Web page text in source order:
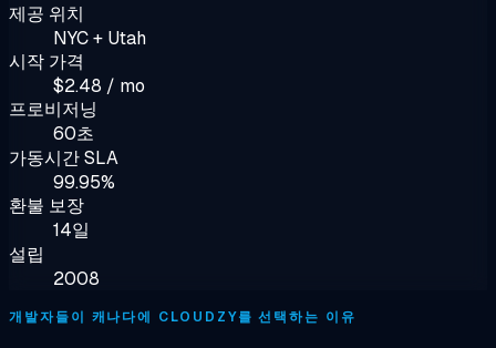
제공 위치
NYC + Utah
시작 가격
$2.48 / mo
프로비저닝
60초
가동시간 SLA
99.95%
환불 보장
14일
설립
2008
개발자들이 캐나다에 CLOUDZY를 선택하는 이유